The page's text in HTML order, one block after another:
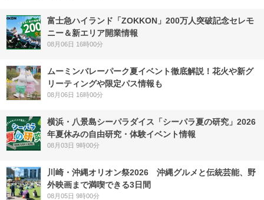
富士急ハイランド「ZOKKON」200万人突破記念セレモ
ニー＆新エリア開業情報
08月06日 16時00分
ムーミンバレーパーク夏イベント徹底解説！花火や新グ
リーティングや限定パス情報も
08月06日 16時00分
横浜・八景島シーパラダイス「シーパラ夏の研究」2026
年夏休みの自由研究・体験イベント情報
08月03日 9時00分
川崎・沖縄オリオン祭2026 沖縄グルメと伝統芸能、野
外映画まで満喫できる3日間
08月05日 9時00分